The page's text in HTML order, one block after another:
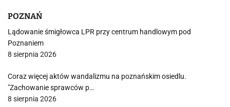
POZNAŃ
Lądowanie śmigłowca LPR przy centrum handlowym pod
Poznaniem
8 sierpnia 2026
Coraz więcej aktów wandalizmu na poznańskim osiedlu.
"Zachowanie sprawców p…
8 sierpnia 2026